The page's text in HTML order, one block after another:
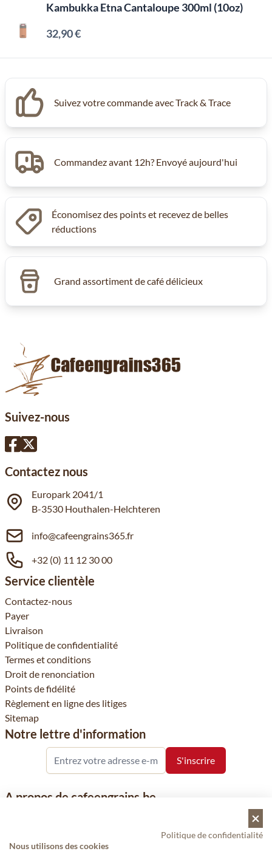
Kambukka Etna Cantaloupe 300ml (10oz)
32,90 €
Suivez votre commande avec Track & Trace
Commandez avant 12h? Envoyé aujourd'hui
Économisez des points et recevez de belles
réductions
Grand assortiment de café délicieux
Suivez-nous
Contactez nous
Europark 2041/1
B-3530 Houthalen-Helchteren
info@cafeengrains365.fr
+32 (0) 11 12 30 00
Service clientèle
Contactez-nous
Payer
Livraison
Politique de confidentialité
Termes et conditions
Droit de renonciation
Points de fidélité
Règlement en ligne des litiges
Sitemap
Notre lettre d'information
A propos de cafeengrains.be
Le grain de café fait partie de la société VHN et se concentre sur
la vente de produits à base de café, de renommée nationale et
internationale, tels que le café, les grains de café, le café moulu
Politique de confidentialité
Nous utilisons des cookies